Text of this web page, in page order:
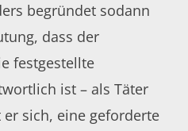
begründet sodann
dass der
festgestellte
ist – als Täter
sich, eine geforderte